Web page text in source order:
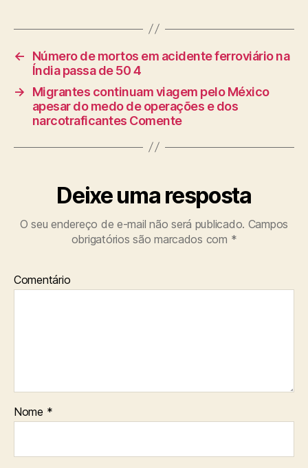
←
Número de mortos em acidente ferroviário na
Índia passa de 50 4
→
Migrantes continuam viagem pelo México
apesar do medo de operações e dos
narcotraficantes Comente
Deixe uma resposta
O seu endereço de e-mail não será publicado. Campos
obrigatórios são marcados com *
Comentário
Nome *